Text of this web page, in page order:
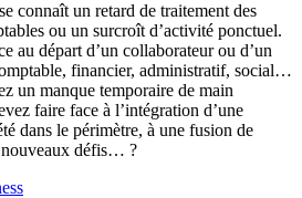
connaît un retard de traitement des
ou un surcroît d’activité ponctuel.
au départ d’un collaborateur ou d’un
financier, administratif, social…
un manque temporaire de main
faire face à l’intégration d’une
dans le périmètre, à une fusion de
nouveaux défis… ?